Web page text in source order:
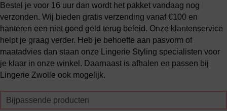
Bestel je voor 16 uur dan wordt het pakket vandaag nog
verzonden. Wij bieden gratis verzending vanaf €100 en
hanteren een niet goed geld terug beleid. Onze klantenservice
helpt je graag verder. Heb je behoefte aan pasvorm of
maatadvies dan staan onze Lingerie Styling specialisten voor
je klaar in onze winkel. Daarnaast is afhalen en passen bij
Lingerie Zwolle ook mogelijk.
Bijpassende producten